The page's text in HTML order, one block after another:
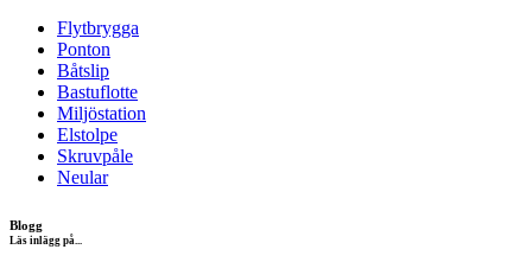
Flytbrygga
Ponton
Båtslip
Bastuflotte
Miljöstation
Elstolpe
Skruvpåle
Neular
Blogg
Läs inlägg på...